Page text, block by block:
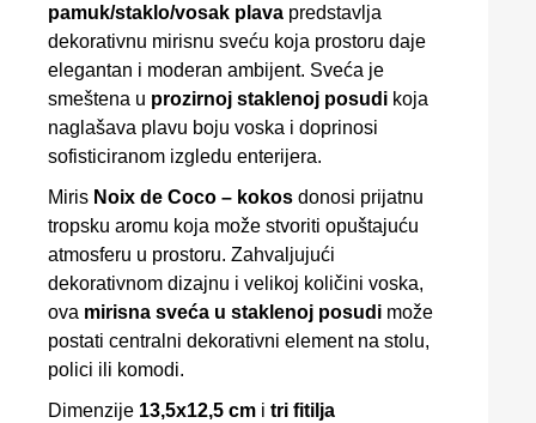
pamuk/staklo/vosak plava predstavlja
dekorativnu mirisnu sveću koja prostoru daje
elegantan i moderan ambijent. Sveća je
smeštena u prozirnoj staklenoj posudi koja
naglašava plavu boju voska i doprinosi
sofisticiranom izgledu enterijera.
Miris Noix de Coco – kokos donosi prijatnu
tropsku aromu koja može stvoriti opuštajuću
atmosferu u prostoru. Zahvaljujući
dekorativnom dizajnu i velikoj količini voska,
ova mirisna sveća u staklenoj posudi može
postati centralni dekorativni element na stolu,
polici ili komodi.
Dimenzije 13,5x12,5 cm i tri fitilja